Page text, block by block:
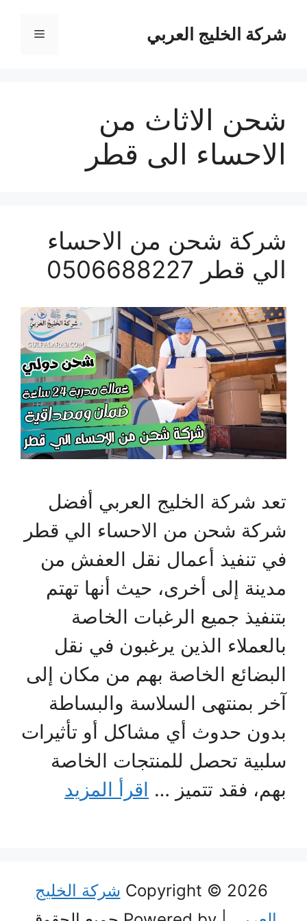
المحتوىشركة الخليج العربي القائمة
شحن الاثاث من
الاحساء الى قطر
شركة شحن من الاحساء
الي قطر 0506688227
تعد شركة الخليج العربي أفضل
شركة شحن من الاحساء الي قطر
في تنفيذ أعمال نقل العفش من
مدينة إلى أخرى، حيث أنها تهتم
بتنفيذ جميع الرغبات الخاصة
بالعملاء الذين يرغبون في نقل
البضائع الخاصة بهم من مكان إلى
آخر بمنتهى السلاسة والبساطة
بدون حدوث أي مشاكل أو تأثيرات
سلبية تحصل للمنتجات الخاصة
بهم، فقد تتميز … اقرأ المزيد
شركة الخليج